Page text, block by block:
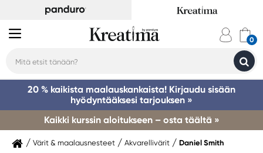
20 % kaikista maalauskankaista! Kirjaudu sisään
hyödyntääksesi tarjouksen »
Kaikki kurssin aloitukseen – osta täältä »
Värit & maalausnesteet Akvarellivärit Daniel Smith